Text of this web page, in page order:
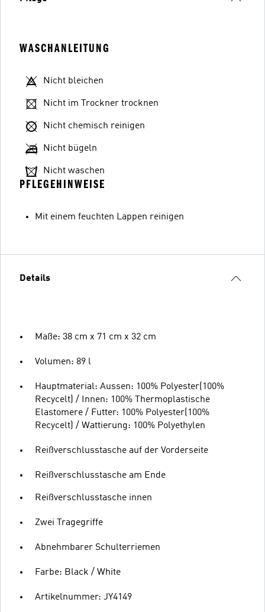
WASCHANLEITUNG
Nicht bleichen
Nicht im Trockner trocknen
Nicht chemisch reinigen
Nicht bügeln
Nicht waschen
PFLEGEHINWEISE
Mit einem feuchten Lappen reinigen
Details
Maße: 38 cm x 71 cm x 32 cm
Volumen: 89 l
Hauptmaterial: Aussen: 100% Polyester(100%
Recycelt) / Innen: 100% Thermoplastische
Elastomere / Futter: 100% Polyester(100%
Recycelt) / Wattierung: 100% Polyethylen
Reißverschlusstasche auf der Vorderseite
Reißverschlusstasche am Ende
Reißverschlusstasche innen
Zwei Tragegriffe
Abnehmbarer Schulterriemen
Farbe: Black / White
Artikelnummer: JY4149